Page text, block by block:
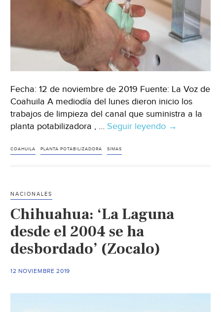
Fecha: 12 de noviembre de 2019 Fuente: La Voz de
Coahuila A mediodía del lunes dieron inicio los
trabajos de limpieza del canal que suministra a la
planta potabilizadora , … Seguir leyendo Simas
Voz
→
COAHUILA PLANTA POTABILIZADORA SIMAS
NACIONALES
Chihuahua: ‘La Laguna
desde el 2004 se ha
desbordado’ (Zocalo)
12 NOVIEMBRE 2019